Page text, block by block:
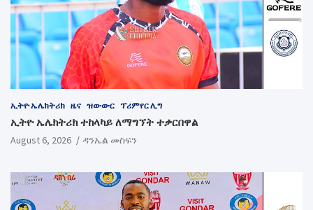
ኢትዮ ኤሌክትሪክ ዜና ዝውውር ፕሪምየር ሊግ
ኢትዮ ኤሌክትሪክ ተከላካይ ለማግኘት ተቃርበዋል
August 6, 2026 ዳንኤል መስፍን